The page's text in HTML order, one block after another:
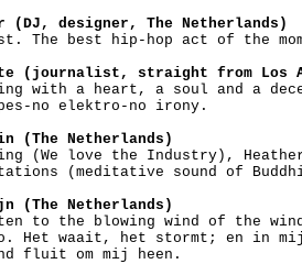
(DJ, designer, The Netherlands)
The best hip-hop act of the
(journalist, straight from Los
with a heart, a soul and a
no elektro-no irony.
(The Netherlands)
(We love the Industry),
(meditative sound of
(The Netherlands)
to the blowing wind of the
Het waait, het stormt; en in
fluit om mij heen.